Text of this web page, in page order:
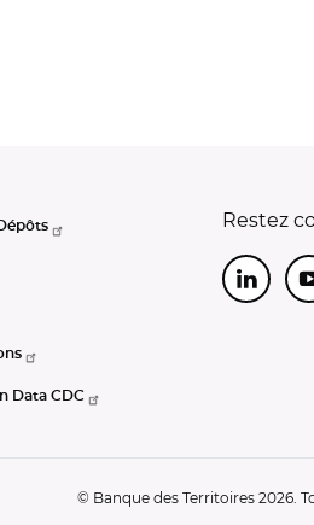
Data CDC
Restez
© Banque des Territoires 2026.